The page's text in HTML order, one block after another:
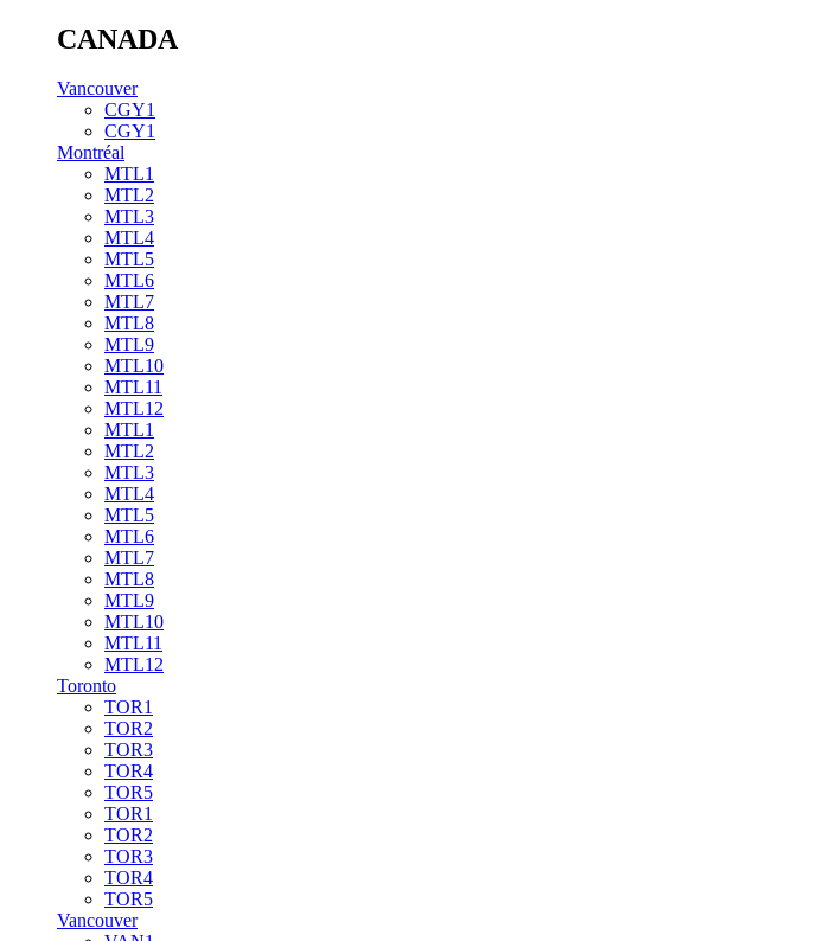
CANADA
Vancouver
CGY1
CGY1
Montréal
MTL1
MTL2
MTL3
MTL4
MTL5
MTL6
MTL7
MTL8
MTL9
MTL10
MTL11
MTL12
MTL1
MTL2
MTL3
MTL4
MTL5
MTL6
MTL7
MTL8
MTL9
MTL10
MTL11
MTL12
Toronto
TOR1
TOR2
TOR3
TOR4
TOR5
TOR1
TOR2
TOR3
TOR4
TOR5
Vancouver